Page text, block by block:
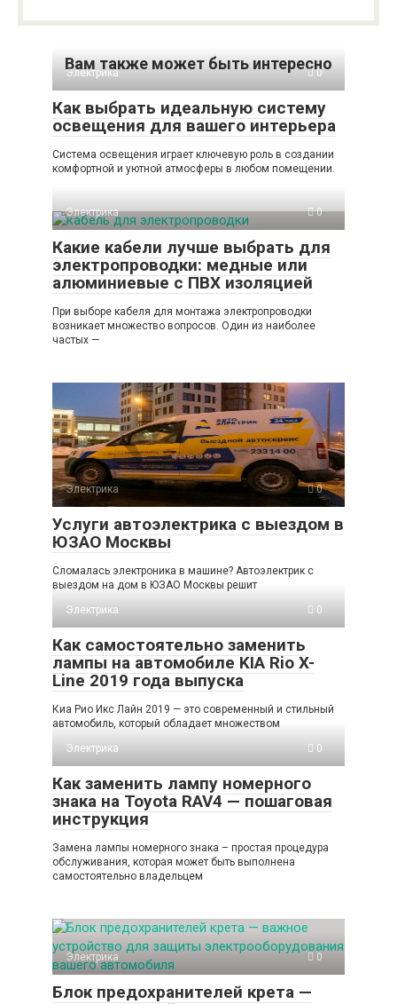
Вам также может быть интересно
Электрика 0
Как выбрать идеальную систему
освещения для вашего интерьера
Система освещения играет ключевую роль в создании
комфортной и уютной атмосферы в любом помещении.
Электрика 0
Какие кабели лучше выбрать для
электропроводки: медные или
алюминиевые с ПВХ изоляцией
При выборе кабеля для монтажа электропроводки
возникает множество вопросов. Один из наиболее
частых —
Электрика 0
Услуги автоэлектрика с выездом в
ЮЗАО Москвы
Сломалась электроника в машине? Автоэлектрик с
выездом на дом в ЮЗАО Москвы решит
Электрика
0
Как самостоятельно заменить
лампы на автомобиле KIA Rio X-
Line 2019 года выпуска
Киа Рио Икс Лайн 2019 — это современный и стильный
автомобиль, который обладает множеством
Электрика
0
Как заменить лампу номерного
знака на Toyota RAV4 — пошаговая
инструкция
Замена лампы номерного знака – простая процедура
обслуживания, которая может быть выполнена
самостоятельно владельцем
Электрика 0
Блок предохранителей крета —